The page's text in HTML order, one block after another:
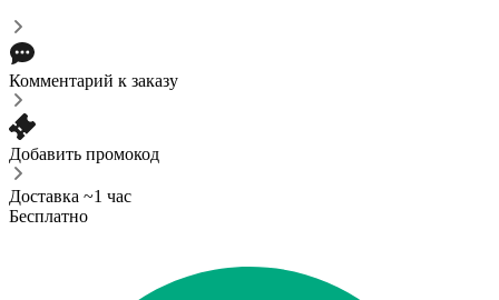
Комментарий к заказу
Добавить промокод
Доставка ~1 час
Бесплатно